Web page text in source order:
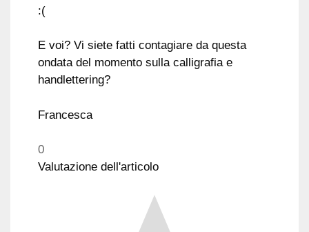
:(
E voi? Vi siete fatti contagiare da questa
ondata del momento sulla calligrafia e
handlettering?
Francesca
0
Valutazione dell'articolo